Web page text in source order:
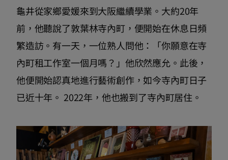
龜井從家鄉愛媛來到大阪繼續學業。大約20年
前，他聽說了敦葉林寺內町，便開始在休息日頻
繁造訪。有一天，一位熟人問他：「你願意在寺
內町租工作室一個月嗎？」他欣然應允。此後，
他便開始認真地進行藝術創作，如今寺內町日子
已近十年。 2022年，他也搬到了寺內町居住。